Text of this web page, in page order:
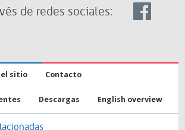
de redes sociales:
sitio Contacto
Descargas English overview